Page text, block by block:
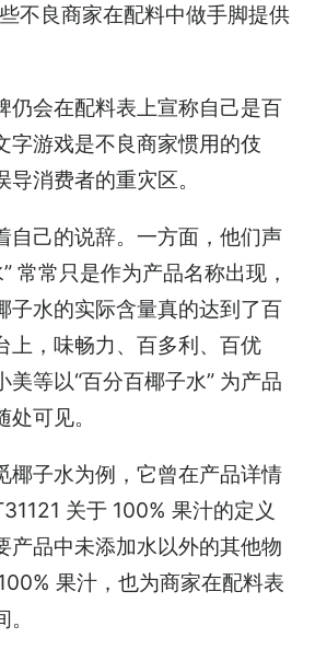
不良商家在配料中做手脚提供
仍会在配料表上宣称自己是百
字游戏是不良商家惯用的伎
消费者的重灾区。
自己的说辞。一方面，他们声
常常只是作为产品名称出现，
子水的实际含量真的达到了百
上，味畅力、百多利、百优
美等以“百分百椰子水” 为产品
可见。
椰子水为例，它曾在产品详情
关于 100% 果汁的定义
产品中未添加水以外的其他物
果汁，也为商家在配料表